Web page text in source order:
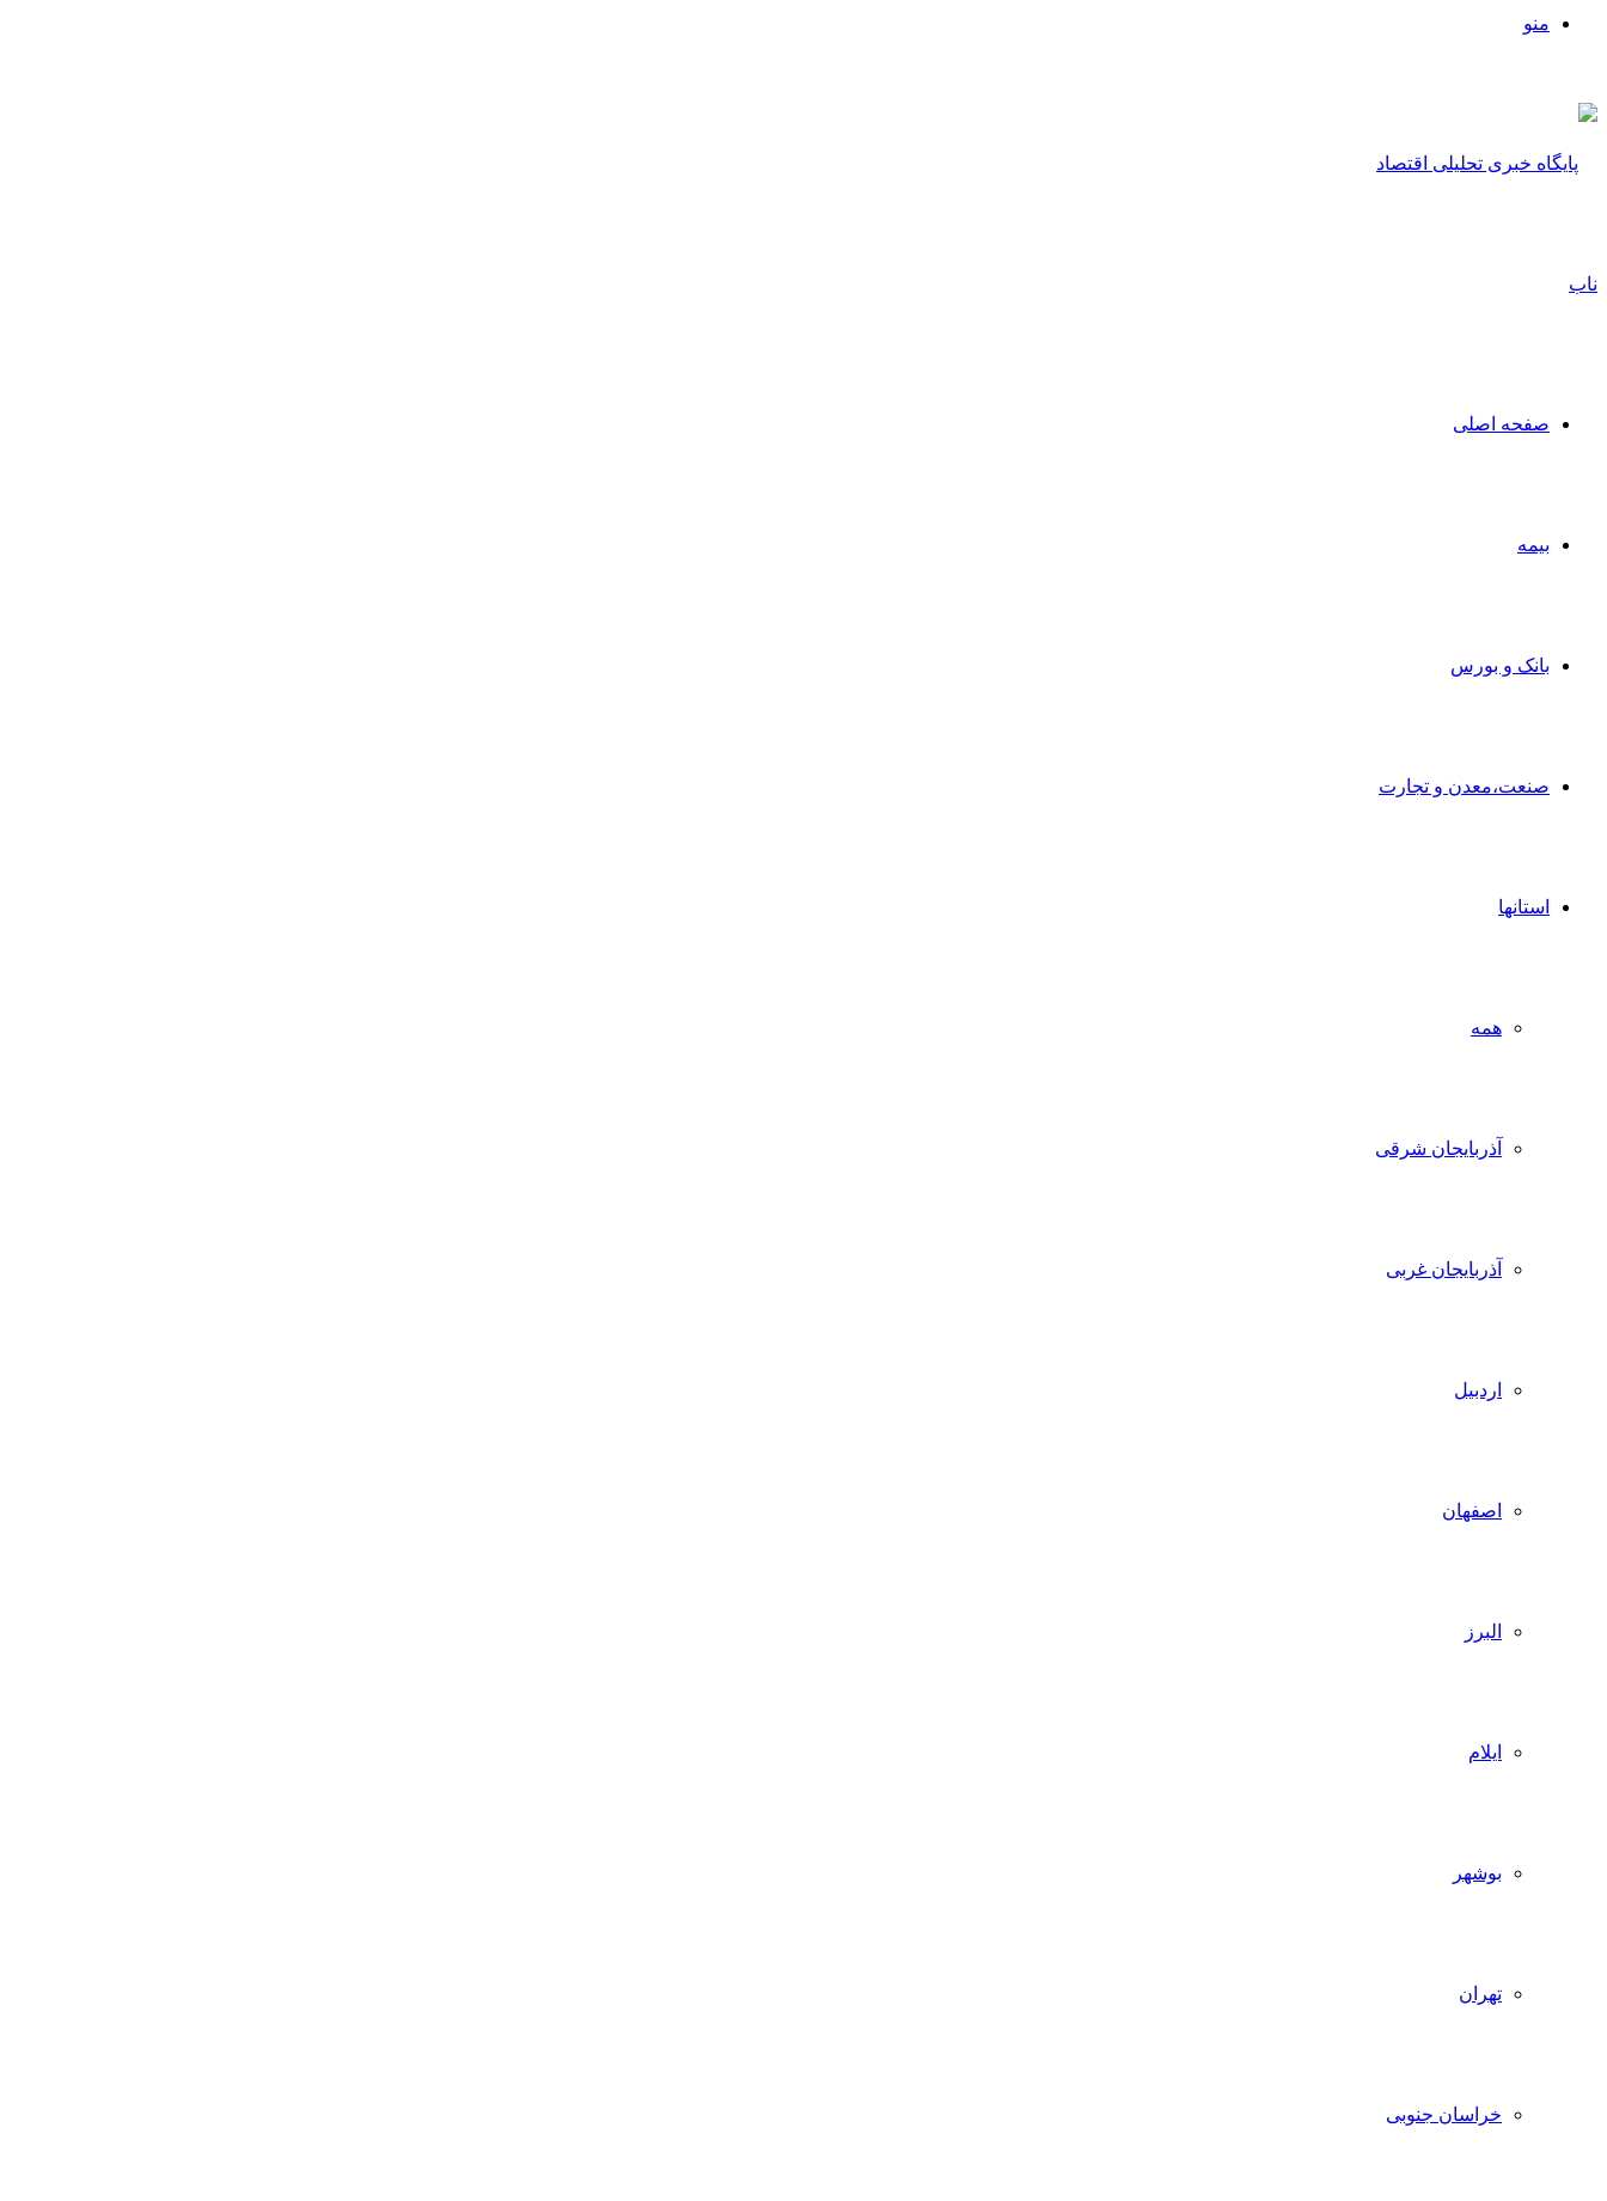
منو
صفحه اصلی
بیمه
بانک و بورس
صنعت،معدن و تجارت
استانها
همه
آذربایجان شرقی
آذربایجان غربی
اردبیل
اصفهان
البرز
ایلام
بوشهر
تهران
خراسان جنوبی